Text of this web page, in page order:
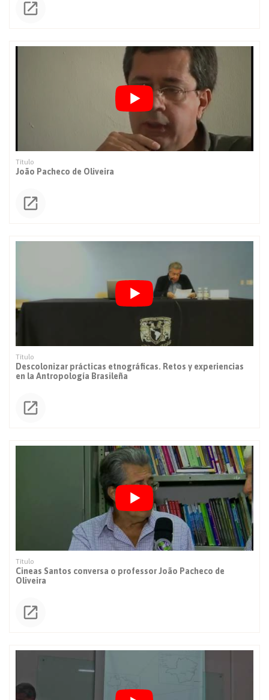
João Pacheco de Oliveira
Descolonizar prácticas etnográficas. Retos y experiencias
en la Antropología Brasileña
Cineas Santos conversa o professor João Pacheco de
Oliveira